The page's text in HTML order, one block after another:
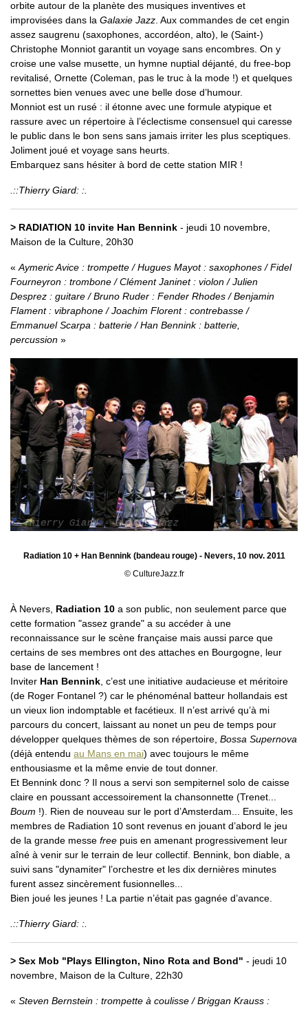
orbite autour de la planète des musiques inventives et
improvisées dans la Galaxie Jazz. Aux commandes de cet engin
assez saugrenu (saxophones, accordéon, alto), le (Saint-)
Christophe Monniot garantit un voyage sans encombres. On y
croise une valse musette, un hymne nuptial déjanté, du free-bop
revitalisé, Ornette (Coleman, pas le truc à la mode !) et quelques
sornettes bien venues avec une belle dose d’humour.
Monniot est un rusé : il étonne avec une formule atypique et
rassure avec un répertoire à l’éclectisme consensuel qui caresse
le public dans le bon sens sans jamais irriter les plus sceptiques.
Joliment joué et voyage sans heurts.
Embarquez sans hésiter à bord de cette station MIR !
.::Thierry Giard: :.
> RADIATION 10 invite Han Bennink - jeudi 10 novembre,
Maison de la Culture, 20h30
Aymeric Avice : trompette / Hugues Mayot : saxophones / Fidel
Fourneyron : trombone / Clément Janinet : violon / Julien
Desprez : guitare / Bruno Ruder : Fender Rhodes / Benjamin
Flament : vibraphone / Joachim Florent : contrebasse /
Emmanuel Scarpa : batterie / Han Bennink : batterie,
percussion
Radiation 10 + Han Bennink (bandeau rouge) - Nevers, 10 nov. 2011
© CultureJazz.fr
À Nevers, Radiation 10 a son public, non seulement parce que
cette formation "assez grande" a su accéder à une
reconnaissance sur le scène française mais aussi parce que
certains de ses membres ont des attaches en Bourgogne, leur
base de lancement !
Inviter Han Bennink, c’est une initiative audacieuse et méritoire
(de Roger Fontanel ?) car le phénoménal batteur hollandais est
un vieux lion indomptable et facétieux. Il n’est arrivé qu’à mi
parcours du concert, laissant au nonet un peu de temps pour
développer quelques thèmes de son répertoire, Bossa Supernova
(déjà entendu au Mans en mai) avec toujours le même
enthousiasme et la même envie de tout donner.
Et Bennink donc ? Il nous a servi son sempiternel solo de caisse
claire en poussant accessoirement la chansonnette (Trenet...
Boum !). Rien de nouveau sur le port d’Amsterdam... Ensuite, les
membres de Radiation 10 sont revenus en jouant d’abord le jeu
de la grande messe free puis en amenant progressivement leur
aîné à venir sur le terrain de leur collectif. Bennink, bon diable, a
suivi sans "dynamiter" l’orchestre et les dix dernières minutes
furent assez sincèrement fusionnelles...
Bien joué les jeunes ! La partie n’était pas gagnée d’avance.
.::Thierry Giard: :.
> Sex Mob "Plays Ellington, Nino Rota and Bond" - jeudi 10
novembre, Maison de la Culture, 22h30
Steven Bernstein : trompette à coulisse / Briggan Krauss :